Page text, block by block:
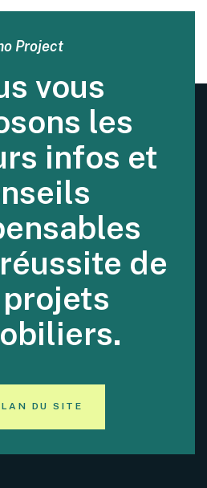
Project
vous
les
infos et
de
DU SITE